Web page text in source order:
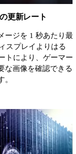
更新レート
ージを 1 秒あたり最
スプレイよりはる
トにより、ゲーマー
な画像を確認できる